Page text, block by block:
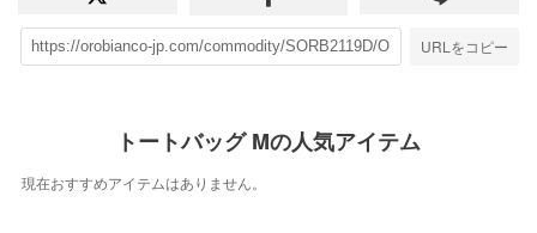
URLをコピー
トートバッグ Mの人気アイテム
現在おすすめアイテムはありません。